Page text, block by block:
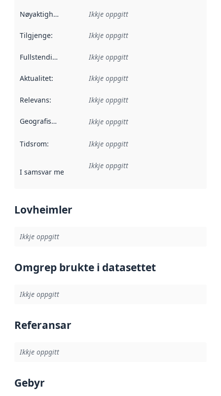
Nøyaktigheit Ikkje oppgitt
Tilgjenge: Ikkje oppgitt
Fullstendigheit Ikkje oppgitt
Aktualitet: Ikkje oppgitt
Relevans: Ikkje oppgitt
Geografisk område Ikkje oppgitt
Tidsrom: Ikkje oppgitt
I samsvar med Referanse til ei implementeringsregel eller
Ikkje oppgitt
Lovheimler
Ikkje oppgitt
Omgrep brukte i datasettet
Ikkje oppgitt
Referansar
Ikkje oppgitt
Gebyr